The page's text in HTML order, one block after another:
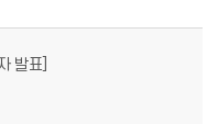
발표]